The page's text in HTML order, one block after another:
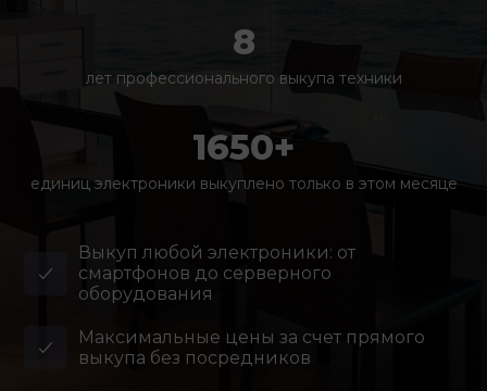
8
лет профессионального выкупа техники
1650+
единиц электроники выкуплено только в этом месяце
Выкуп любой электроники: от
смартфонов до серверного
оборудования
Максимальные цены за счет прямого
выкупа без посредников